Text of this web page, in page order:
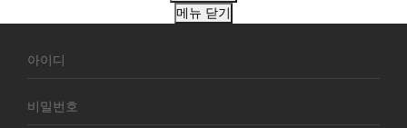
메뉴 닫기
원
그